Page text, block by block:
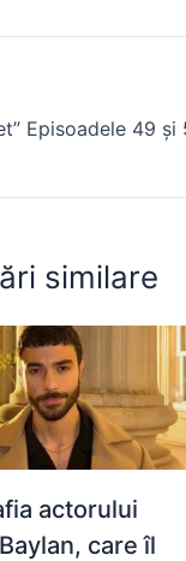
s
e
n
g
itt er
st
d
t
similare
actorului
care îl